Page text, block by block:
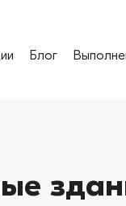
Блог